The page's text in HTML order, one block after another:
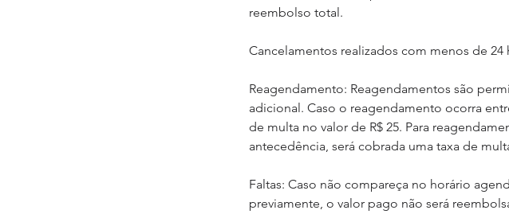
reembolso total.
Cancelamentos realizados com menos de
Reagendamento: Reagendamentos são
adicional. Caso o reagendamento ocorra
de multa no valor de R$ 25. Para
antecedência, será cobrada uma taxa de
Faltas: Caso não compareça no horário
previamente, o valor pago não será